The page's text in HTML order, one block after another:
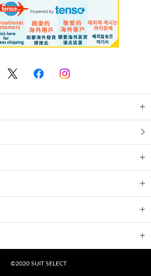
©2020 SUIT SELECT